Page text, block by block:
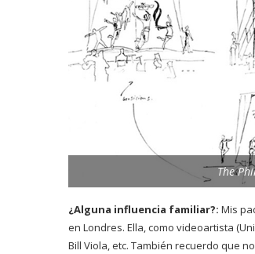
The
¿Alguna influencia familiar?: Mis
en Londres. Ella, como videoartista
Bill Viola, etc. También recuerdo que